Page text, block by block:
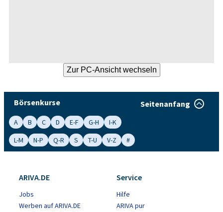
Börsenkurse Seitenanfang
A B C D E-F G-H
I-K
L-M
N-P Q-R S T-U V-Z #
ARIVA.DE
Jobs
Werben auf ARIVA.DE
Service
Hilfe
ARIVA pur